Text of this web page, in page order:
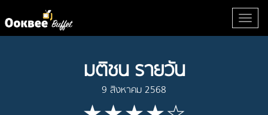
มติชน รายวัน
9 สิงหาคม 2568